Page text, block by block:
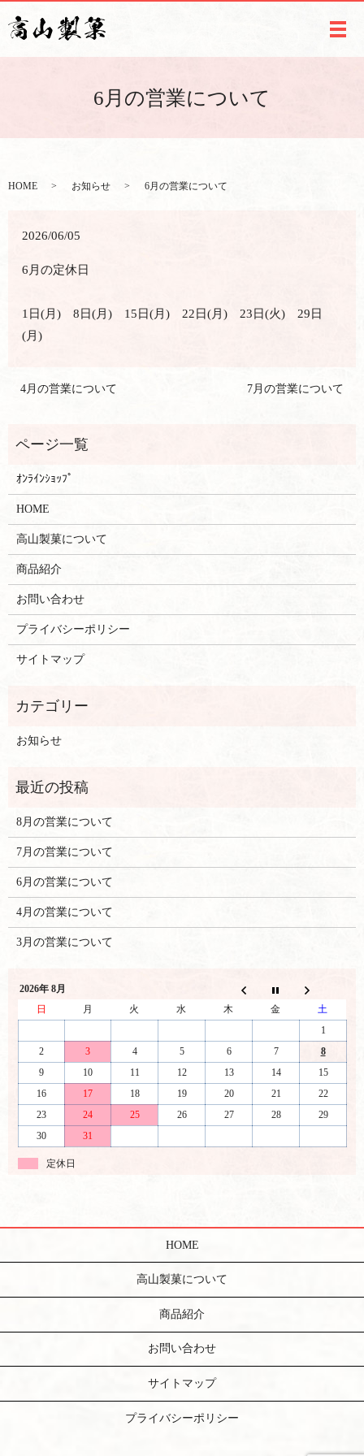
メ
6月の営業について
HOME お知らせ 6月の営業について
2026/06/05
6月の定休日
1日(月) 8日(月) 15日(月) 22日(月) 23日(火) 29日
(月)
4月の営業について 7月の営業について
ｵﾝﾗｲﾝｼｮｯﾌﾟ
HOME
高山製菓について
商品紹介
お問い合わせ
プライバシーポリシー
サイトマップ
お知らせ
8月の営業について
7月の営業について
6月の営業について
4月の営業について
3月の営業について
2026年 8月
日
月 火 水 木 金
土
1
2
3 4 5 6 7
8
9
10 11 12 13 14
15
16
17 18 19 20 21
22
23
24 25 26 27 28
29
30
31
定休日
HOME
高山製菓について
商品紹介
お問い合わせ
サイトマップ
プライバシーポリシー